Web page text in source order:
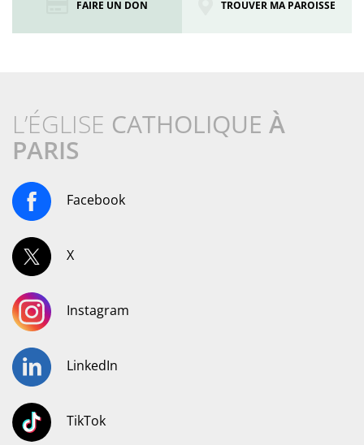
FAIRE UN DON TROUVER MA PAROISSE
L’ÉGLISE CATHOLIQUE À
PARIS
Facebook
X
Instagram
LinkedIn
TikTok